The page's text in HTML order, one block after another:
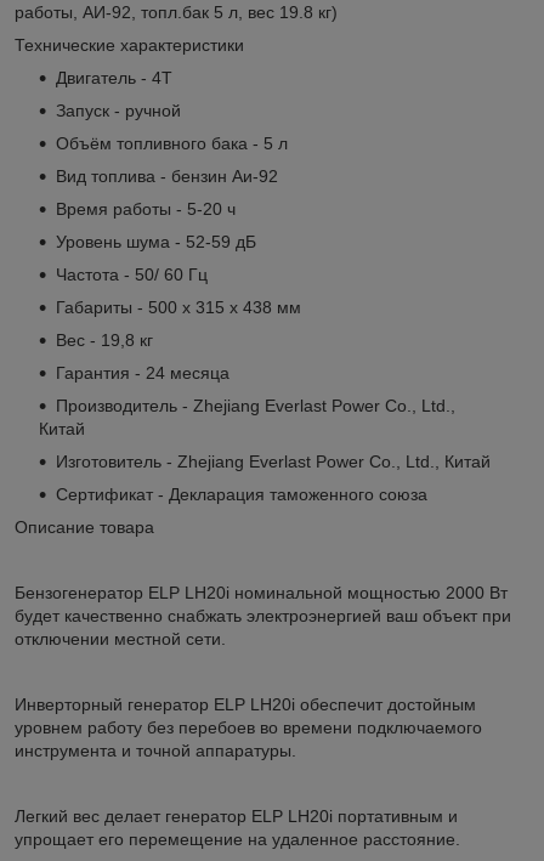
работы, АИ-92, топл.бак 5 л, вес 19.8 кг)
Технические характеристики
Двигатель - 4Т
Запуск - ручной
Объём топливного бака - 5 л
Вид топлива - бензин Аи-92
Время работы - 5-20 ч
Уровень шума - 52-59 дБ
Частота - 50/ 60 Гц
Габариты - 500 х 315 х 438 мм
Вес - 19,8 кг
Гарантия - 24 месяца
Производитель - Zhejiang Everlast Power Co., Ltd.,
Китай
Изготовитель - Zhejiang Everlast Power Co., Ltd., Китай
Сертификат - Декларация таможенного союза
Описание товара
Бензогенератор ELP LH20i номинальной мощностью 2000 Вт
будет качественно снабжать электроэнергией ваш объект при
отключении местной сети.
Инверторный генератор ELP LH20i обеспечит достойным
уровнем работу без перебоев во времени подключаемого
инструмента и точной аппаратуры.
Легкий вес делает генератор ELP LH20i портативным и
упрощает его перемещение на удаленное расстояние.